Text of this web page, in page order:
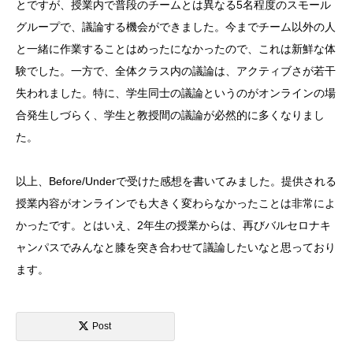
とですが、授業内で普段のチームとは異なる5名程度のスモール
グループで、議論する機会ができました。今までチーム以外の人
と一緒に作業することはめったになかったので、これは新鮮な体
験でした。一方で、全体クラス内の議論は、アクティブさが若干
失われました。特に、学生同士の議論というのがオンラインの場
合発生しづらく、学生と教授間の議論が必然的に多くなりまし
た。
以上、Before/Underで受けた感想を書いてみました。提供される
授業内容がオンラインでも大きく変わらなかったことは非常によ
かったです。とはいえ、2年生の授業からは、再びバルセロナキ
ャンパスでみんなと膝を突き合わせて議論したいなと思っており
ます。
Post